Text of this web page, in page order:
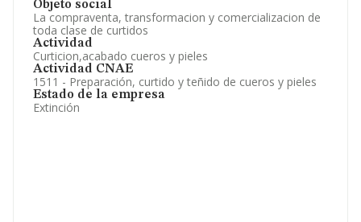
Objeto social
La compraventa, transformacion y comercializacion de
toda clase de curtidos
Actividad
Curticion,acabado cueros y pieles
Actividad CNAE
1511 - Preparación, curtido y teñido de cueros y pieles
Estado de la empresa
Extinción